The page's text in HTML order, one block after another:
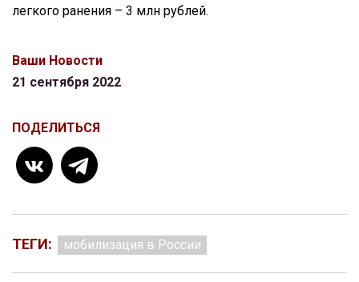
легкого ранения – 3 млн рублей.
Ваши Новости
21 сентября 2022
ПОДЕЛИТЬСЯ
ТЕГИ: мобилизация в России